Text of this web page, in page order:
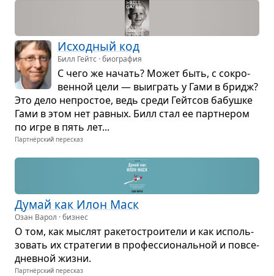
Исход­ный код
Билл Гейтс · биография
С чего же начать? Может быть, с сокро­
вен­ной цели — выиграть у Гами в бридж?
Это дело непро­стое, ведь среди Гейт­сов бабушке
Гами в этом нет рав­ных. Билл стал ее парт­не­ром
по игре в пять лет...
Партнёрский пересказ
Думай как Илон Маск
Озан Варол · бизнес
О том, как мыс­лят раке­то­стро­и­тели и как исполь­
зо­вать их стра­те­гии в про­фес­си­о­наль­ной и повсе­
днев­ной жизни.
Партнёрский пересказ